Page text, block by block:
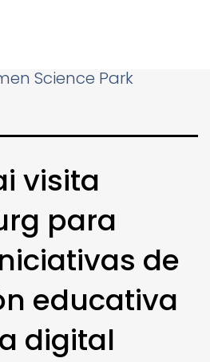
Science Park
visita
para
de
educativa
digital